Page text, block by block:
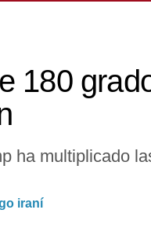
180
ha multiplicado
iraní